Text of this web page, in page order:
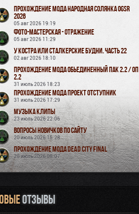
Прохождение мода Народная Солянка OGSR
2026
05 авг 2026 19:19
Фото-мастерская - Отражение
05 авг 2026 11:29
У Костра или Сталкерские будни. Часть 22
02 авг 2026 18:10
Прохождение мода Обьединенный Пак 2.2 / ОП
2.2
31 июль 2026 18:23
Прохождение мода Проект Отступник
31 июль 2026 17:29
Музыка Клипы
23 июль 2026 22:06
Вопросы новичков по сайту
20 июль 2026 15:28
Прохождение мода Dead City Final
20 июль 2026 08:07
отзывы